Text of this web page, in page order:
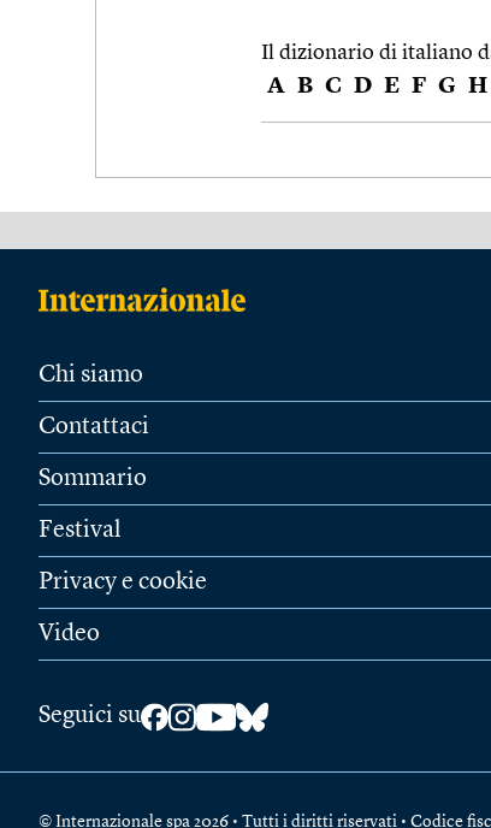
Il dizionario di italiano
A B C D E F G H
Chi siamo
Contattaci
Sommario
Festival
Privacy e cookie
Video
Seguici su
© Internazionale spa 2026 • Tutti i diritti riservati • Codice